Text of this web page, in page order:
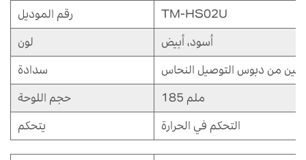
رقم الموديل
TM-HS02U
لون
أسود، أبيض
سدادة
حجم اللوحة
185 ملم
يتحكم
التحكم في الحرارة